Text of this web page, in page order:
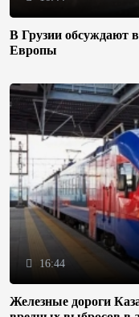
В Грузии обсуждают
Европы
16:44
Железные дороги